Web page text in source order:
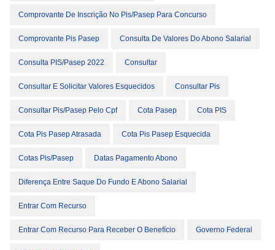
Comprovante De Inscrição No Pis/pasep Para Concurso
Comprovante Pis Pasep Consulta De Valores Do Abono Salarial
Consulta PIS/Pasep 2022 Consultar
Consultar E Solicitar Valores Esquecidos Consultar Pis
Consultar Pis/pasep Pelo Cpf Cota Pasep Cota PIS
Cota Pis Pasep Atrasada Cota Pis Pasep Esquecida
Cotas Pis/Pasep Datas Pagamento Abono
Diferença Entre Saque Do Fundo E Abono Salarial
Entrar Com Recurso
Entrar Com Recurso Para Receber O Benefício Governo Federal